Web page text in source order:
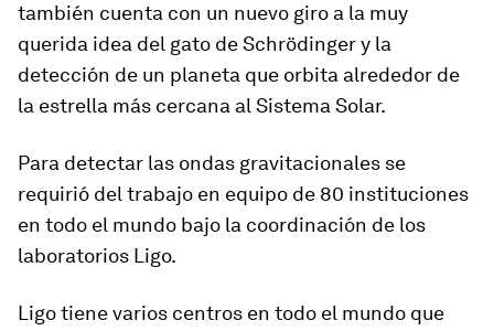
también cuenta con un nuevo giro a la muy
querida idea del gato de Schrödinger y la
detección de un planeta que orbita alrededor de
la estrella más cercana al Sistema Solar.
Para detectar las ondas gravitacionales se
requirió del trabajo en equipo de 80 instituciones
en todo el mundo bajo la coordinación de los
laboratorios Ligo.
Ligo tiene varios centros en todo el mundo que